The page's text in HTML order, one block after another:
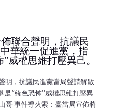
聯合聲明，抗議民
華統一促進黨，指
威權思維打壓異己。
明，抗議民進黨當局聲請解散
是“綠色恐怖”威權思維打壓異
哥 事件導火索：臺當局宣佈將